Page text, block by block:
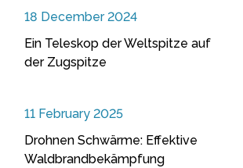
18 December 2024
Ein Teleskop der Weltspitze auf
der Zugspitze
11 February 2025
Drohnen Schwärme: Effektive
Waldbrandbekämpfung